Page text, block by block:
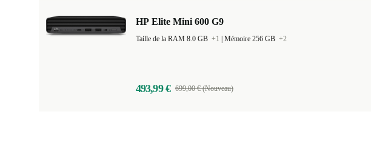
HP Elite Mini 600 G9
Taille de la RAM 8.0 GB +1 Mémoire 256 GB +2
493,99 € 699,00 € (Nouveau)